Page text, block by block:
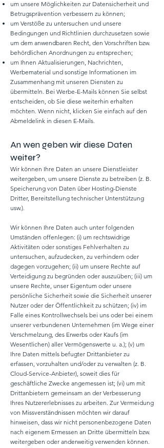
um unsere Möglichkeiten zur Datensicherheit und
Betrugsprävention verbessern zu können;
um Verstöße zu untersuchen und unsere
Bedingungen und Richtlinien durchzusetzen sowie
um dem anwendbaren Recht, den Vorschriften bzw.
behördlichen Anordnungen zu entsprechen;
um Ihnen Aktualisierungen, Nachrichten,
Werbematerial und sonstige Informationen im
Zusammenhang mit unseren Diensten zu
übermitteln. Bei Werbe-E-Mails können Sie selbst
entscheiden, ob Sie diese weiterhin erhalten
möchten. Wenn nicht, klicken Sie einfach auf den
Abmeldelink in diesen E-Mails.
An wen geben wir diese Daten
weiter?
Wir können Ihre Daten an unsere Dienstleister
weitergeben, um unsere Dienste zu betreiben (z. B.
Speicherung von Daten über Hosting-Dienste
Dritter, Bereitstellung technischer Unterstützung
usw.).
Wir können Ihre Daten auch unter folgenden
Umständen offenlegen: (i) um rechtswidrige
Aktivitäten oder sonstiges Fehlverhalten zu
untersuchen, aufzudecken, zu verhindern oder
dagegen vorzugehen; (ii) um unsere Rechte auf
Verteidigung zu begründen oder auszuüben; (iii) um
unsere Rechte, unser Eigentum oder unsere
persönliche Sicherheit sowie die Sicherheit unserer
Nutzer oder der Öffentlichkeit zu schützen; (iv) im
Falle eines Kontrollwechsels bei uns oder bei einem
unserer verbundenen Unternehmen (im Wege einer
Verschmelzung, des Erwerbs oder Kaufs (im
Wesentlichen) aller Vermögenswerte u. a.); (v) um
Ihre Daten mittels befugter Drittanbieter zu
erfassen, vorzuhalten und/oder zu verwalten (z. B.
Cloud-Service-Anbieter), soweit dies für
geschäftliche Zwecke angemessen ist; (vi) um mit
Drittanbietern gemeinsam an der Verbesserung
Ihres Nutzererlebnisses zu arbeiten. Zur Vermeidung
von Missverständnissen möchten wir darauf
hinweisen, dass wir nicht personenbezogene Daten
nach eigenem Ermessen an Dritte übermitteln bzw.
weitergeben oder anderweitig verwenden können.